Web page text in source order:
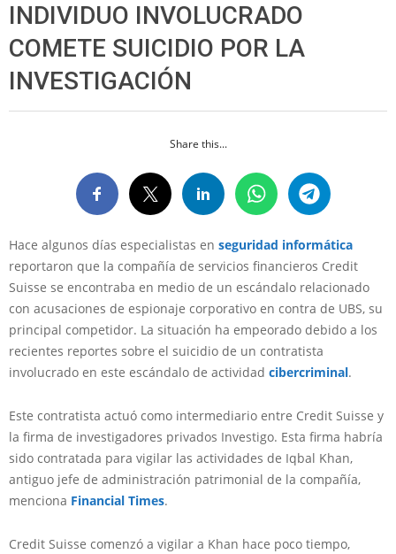
INDIVIDUO INVOLUCRADO
COMETE SUICIDIO POR LA
INVESTIGACIÓN
Share this...
Hace algunos días especialistas en seguridad informática
reportaron que la compañía de servicios financieros Credit
Suisse se encontraba en medio de un escándalo relacionado
con acusaciones de espionaje corporativo en contra de UBS, su
principal competidor. La situación ha empeorado debido a los
recientes reportes sobre el suicidio de un contratista
involucrado en este escándalo de actividad cibercriminal.
Este contratista actuó como intermediario entre Credit Suisse y
la firma de investigadores privados Investigo. Esta firma habría
sido contratada para vigilar las actividades de Iqbal Khan,
antiguo jefe de administración patrimonial de la compañía,
menciona Financial Times.
Credit Suisse comenzó a vigilar a Khan hace poco tiempo,